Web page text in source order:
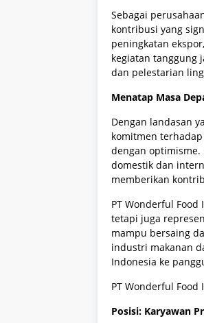
Sebagai
kontribusi yang
peningkatan
kegiatan tanggung
dan pelestarian
Menatap Masa
Dengan landasan
komitmen
dengan
domestik dan
memberikan
PT Wonderful
tetapi juga
mampu bersaing
industri makanan
Indonesia ke
PT Wonderful
Posisi: Karyawan